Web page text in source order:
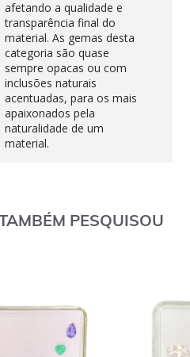
afetando a qualidade e
transparência final do
material. As gemas desta
categoria são quase
sempre opacas ou com
inclusões naturais
acentuadas, para os mais
apaixonados pela
naturalidade de um
material.
PESQUISOU